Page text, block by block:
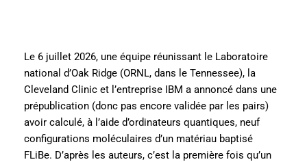
Le 6 juillet 2026, une équipe réunissant le Laboratoire
national d’Oak Ridge (ORNL, dans le Tennessee), la
Cleveland Clinic et l’entreprise IBM a annoncé dans une
prépublication (donc pas encore validée par les pairs)
avoir calculé, à l’aide d’ordinateurs quantiques, neuf
configurations moléculaires d’un matériau baptisé
FLiBe. D’après les auteurs, c’est la première fois qu’un